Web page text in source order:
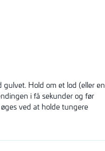
Hold om et lod (eller en
i få sekunder og før
ved at holde tungere